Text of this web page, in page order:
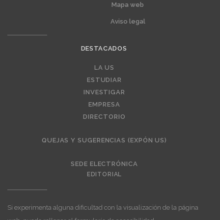
Mapa web
Aviso legal
DESTACADOS
LA US
ESTUDIAR
INVESTIGAR
EMPRESA
DIRECTORIO
QUEJAS Y SUGERENCIAS (EXPÓN US)
SEDE ELECTRÓNICA
EDITORIAL
Si experimenta alguna dificultad con la visualización de la página